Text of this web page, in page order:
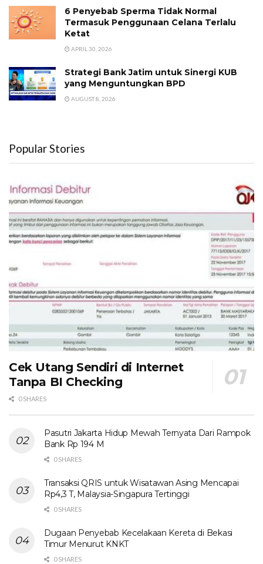
6 Penyebab Sperma Tidak Normal
Termasuk Penggunaan Celana Terlalu
Ketat
APRIL 30, 2026
Strategi Bank Jatim untuk Sinergi KUB
yang Menguntungkan BPD
AUGUST 8, 2026
Popular Stories
Cek Utang Sendiri di Internet
Tanpa BI Checking
0 SHARES
Pasutri Jakarta Hidup Mewah Ternyata Dari Rampok
Bank Rp 194 M
0 SHARES
Transaksi QRIS untuk Wisatawan Asing Mencapai
Rp4,3 T, Malaysia-Singapura Tertinggi
0 SHARES
Dugaan Penyebab Kecelakaan Kereta di Bekasi
Timur Menurut KNKT
0 SHARES